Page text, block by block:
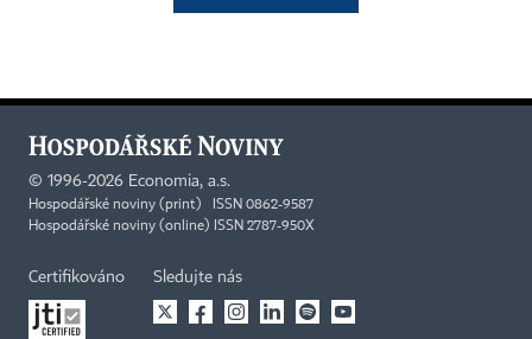
© 1996-2026 Economia, a.s.
Hospodářské noviny (print) ISSN 0862-9587
Hospodářské noviny (online) ISSN 2787-950X
Certifikováno Sledujte nás